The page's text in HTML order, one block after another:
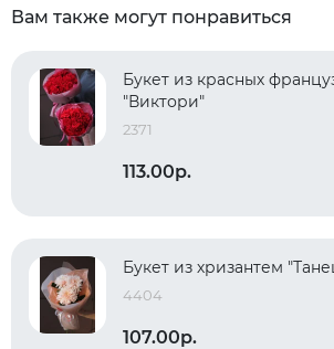
Вам также могут понравиться
Букет из красных
"Виктори"
2371
113.00р.
Букет из хризантем
4404
107.00р.